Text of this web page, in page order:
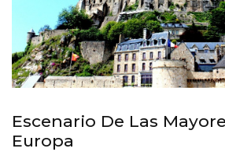
Escenario De Las
Europa